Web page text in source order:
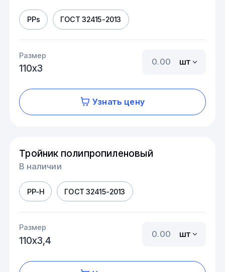
PPs ГОСТ 32415-2013
Размер
110х3
шт
Узнать цену
Тройник полипропиленовый
В наличии
PP-H ГОСТ 32415-2013
Размер
110х3,4
шт